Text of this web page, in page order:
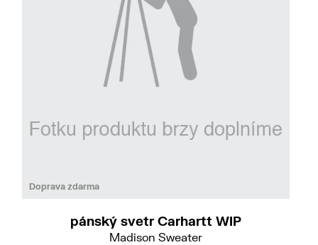
Doprava zdarma
pánský svetr Carhartt WIP
Madison Sweater